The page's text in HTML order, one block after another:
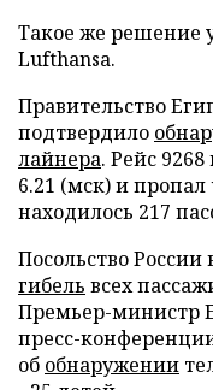
Такое же решение
Lufthansa.
Правительство
подтвердило
лайнера. Рейс
6.21 (мск) и
находилось 217
Посольство России
гибель всех
Премьер-министр
пресс-
об обнаружении